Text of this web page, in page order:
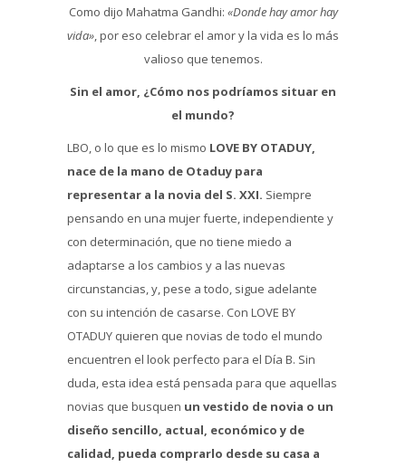
Como dijo Mahatma Gandhi: «Donde hay amor hay
vida», por eso celebrar el amor y la vida es lo más
valioso que tenemos.
Sin el amor, ¿Cómo nos podríamos situar en
el mundo?
LBO, o lo que es lo mismo LOVE BY OTADUY,
nace de la mano de Otaduy para
representar a la novia del S. XXI. Siempre
pensando en una mujer fuerte, independiente y
con determinación, que no tiene miedo a
adaptarse a los cambios y a las nuevas
circunstancias, y, pese a todo, sigue adelante
con su intención de casarse. Con LOVE BY
OTADUY quieren que novias de todo el mundo
encuentren el look perfecto para el Día B. Sin
duda, esta idea está pensada para que aquellas
novias que busquen un vestido de novia o un
diseño sencillo, actual, económico y de
calidad, pueda comprarlo desde su casa a